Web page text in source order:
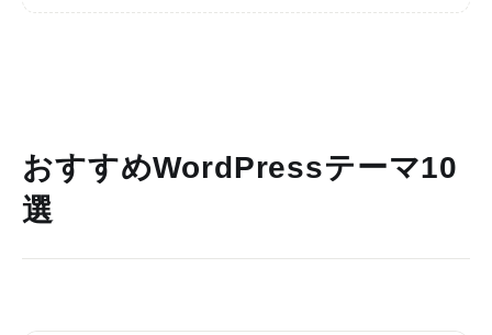
おすすめWordPressテーマ10
選